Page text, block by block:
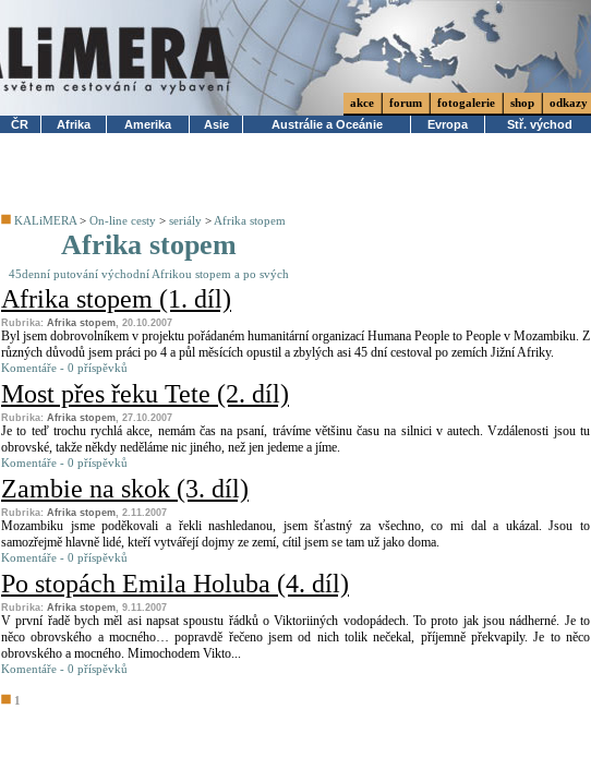
akce forum fotogalerie shop
odkazy
ČR
Afrika Amerika Asie Austrálie a Oceánie Evropa Stř. východ
KALiMERA > On-line cesty > seriály > Afrika stopem
Afrika stopem
45denní putování východní Afrikou stopem a po svých
Afrika stopem (1. díl)
Rubrika: Afrika stopem, 20.10.2007
Byl jsem dobrovolníkem v projektu pořádaném humanitární organizací Humana People to People v Mozambiku. Z
různých důvodů jsem práci po 4 a půl měsících opustil a zbylých asi 45 dní cestoval po zemích Jižní Afriky.
Komentáře - 0 příspěvků
Most přes řeku Tete (2. díl)
Rubrika: Afrika stopem, 27.10.2007
Je to teď trochu rychlá akce, nemám čas na psaní, trávíme většinu času na silnici v autech. Vzdálenosti jsou tu
obrovské, takže někdy neděláme nic jiného, než jen jedeme a jíme.
Komentáře - 0 příspěvků
Zambie na skok (3. díl)
Rubrika: Afrika stopem, 2.11.2007
Mozambiku jsme poděkovali a řekli nashledanou, jsem šťastný za všechno, co mi dal a ukázal. Jsou to
samozřejmě hlavně lidé, kteří vytvářejí dojmy ze zemí, cítil jsem se tam už jako doma.
Komentáře - 0 příspěvků
Po stopách Emila Holuba (4. díl)
Rubrika: Afrika stopem, 9.11.2007
V první řadě bych měl asi napsat spoustu řádků o Viktoriiných vodopádech. To proto jak jsou nádherné. Je to
něco obrovského a mocného… popravdě řečeno jsem od nich tolik nečekal, příjemně překvapily. Je to něco
obrovského a mocného. Mimochodem Vikto...
Komentáře - 0 příspěvků
1